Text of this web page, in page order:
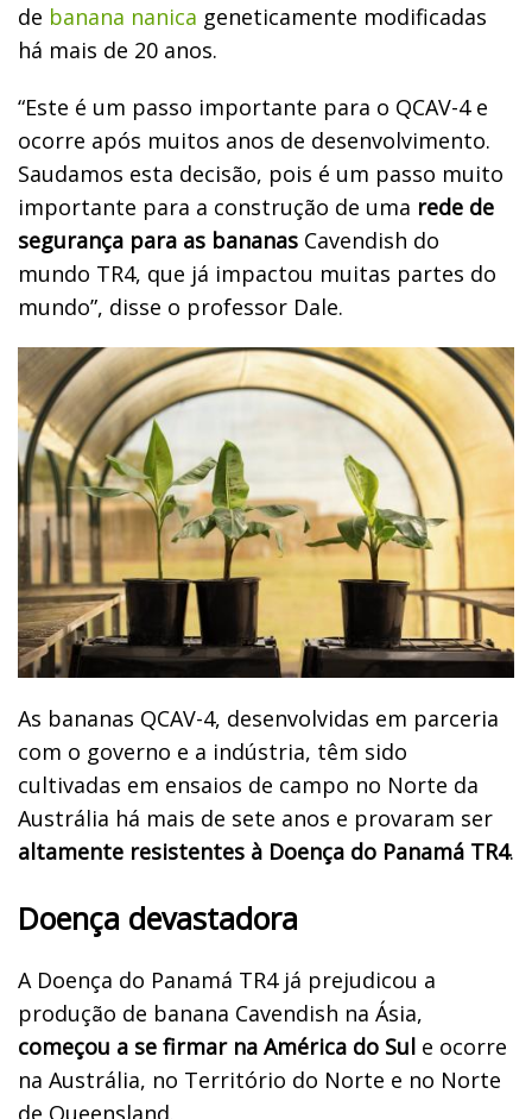
de banana nanica geneticamente modificadas
há mais de 20 anos.
“Este é um passo importante para o QCAV-4 e
ocorre após muitos anos de desenvolvimento.
Saudamos esta decisão, pois é um passo muito
importante para a construção de uma rede de
segurança para as bananas Cavendish do
mundo TR4, que já impactou muitas partes do
mundo”, disse o professor Dale.
As bananas QCAV-4, desenvolvidas em parceria
com o governo e a indústria, têm sido
cultivadas em ensaios de campo no Norte da
Austrália há mais de sete anos e provaram ser
altamente resistentes à Doença do Panamá TR4.
Doença devastadora
A Doença do Panamá TR4 já prejudicou a
produção de banana Cavendish na Ásia,
começou a se firmar na América do Sul e ocorre
na Austrália, no Território do Norte e no Norte
de Queensland.